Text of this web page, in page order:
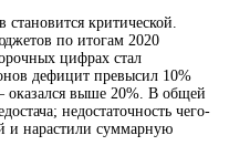
критической.
по итогам 2020
цифрах стал
дефицит превысил 10%
оказался выше 20%. В общей
недостаточность чего-
и нарастили суммарную